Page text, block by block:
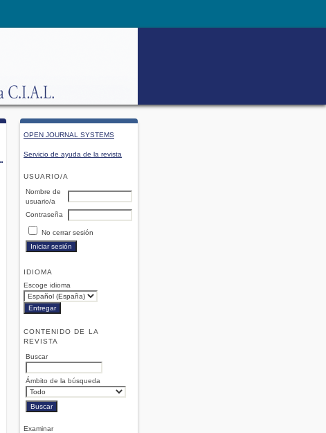
OPEN JOURNAL SYSTEMS
Servicio de ayuda de la revista
USUARIO/A
Nombre de
usuario/a
Contraseña
No cerrar sesión
IDIOMA
Escoge idioma
CONTENIDO DE LA
REVISTA
Buscar
Ámbito de la búsqueda
Examinar